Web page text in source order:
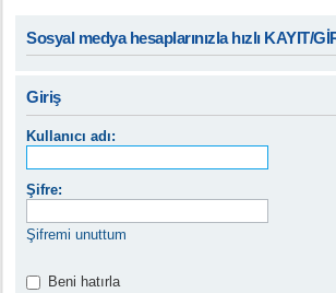
Sosyal medya hesaplarınızla hızlı KAYIT/
Giriş
Kullanıcı adı:
Şifre:
Şifremi unuttum
Beni hatırla